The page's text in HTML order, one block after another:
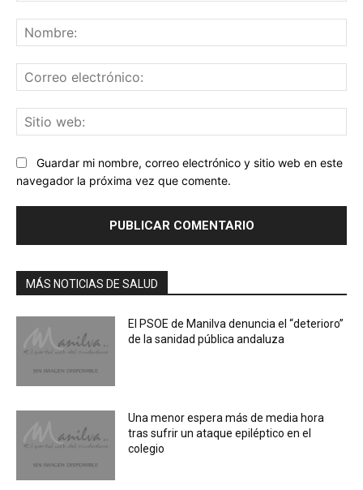
Guardar mi nombre, correo electrónico y sitio web en este
navegador la próxima vez que comente.
MÁS NOTICIAS DE SALUD
El PSOE de Manilva denuncia el “deterioro”
de la sanidad pública andaluza
Una menor espera más de media hora
tras sufrir un ataque epiléptico en el
colegio